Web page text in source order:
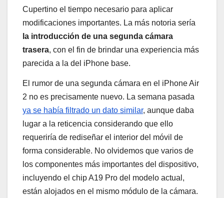
Cupertino el tiempo necesario para aplicar
modificaciones importantes. La más notoria sería
la introducción de una segunda cámara
trasera, con el fin de brindar una experiencia más
parecida a la del iPhone base.
El rumor de una segunda cámara en el iPhone Air
2 no es precisamente nuevo. La semana pasada
ya se había filtrado un dato similar, aunque daba
lugar a la reticencia considerando que ello
requeriría de rediseñar el interior del móvil de
forma considerable. No olvidemos que varios de
los componentes más importantes del dispositivo,
incluyendo el chip A19 Pro del modelo actual,
están alojados en el mismo módulo de la cámara.